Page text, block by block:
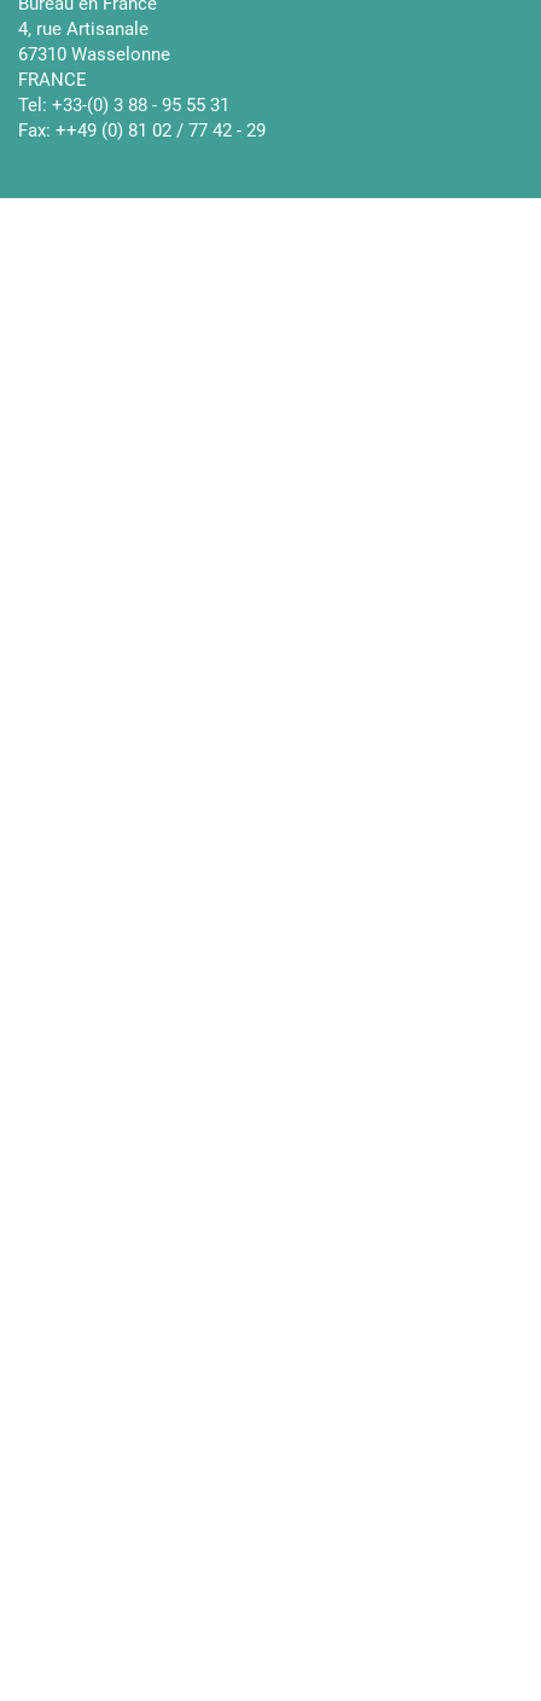
Bureau en France
4, rue Artisanale
67310 Wasselonne
FRANCE
Tel: +33-(0) 3 88 - 95 55 31
Fax: ++49 (0) 81 02 / 77 42 - 29